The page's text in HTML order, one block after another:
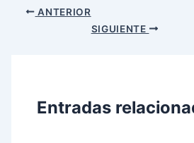
ANTERIOR
SIGUIENTE
Entradas